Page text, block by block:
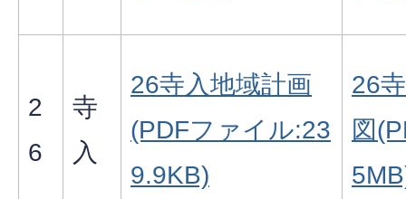
2
6
寺
入
26寺入地域計画
(PDFファイル:23
9.9KB)
26
図